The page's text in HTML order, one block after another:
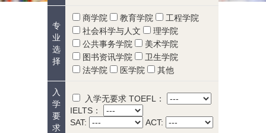
专
业
选
择
商学院 教育学院
工程学院
社会科学与人文
理学院
公共事务学院
美术学院
图书资讯学院
卫生学院
法学院
医学院 其他
入
学
要
求
入学无要求 TOEFL：
IELTS：
SAT:
ACT: